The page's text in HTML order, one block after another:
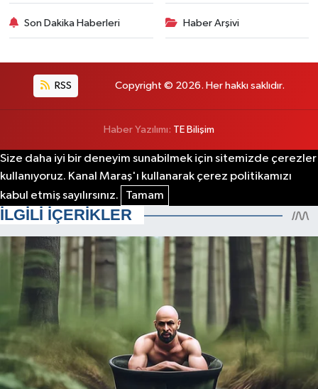
Son Dakika Haberleri Haber Arşivi
RSS Copyright © 2026. Her hakkı saklıdır.
Haber Yazılımı: TE Bilişim
Size daha iyi bir deneyim sunabilmek için sitemizde çerezler
kullanıyoruz. Kanal Maraş'ı kullanarak çerez politikamızı
kabul etmiş sayılırsınız.
Tamam